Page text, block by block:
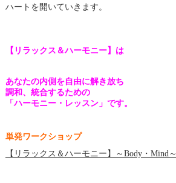
ハートを開いていきます。
【リラックス＆ハーモニー】は
あなたの内側を自由に解き放ち
調和、統合するための
「ハーモニー・レッスン」です。
単発ワークショップ
【リラックス＆ハーモニー】～Body・Mind～